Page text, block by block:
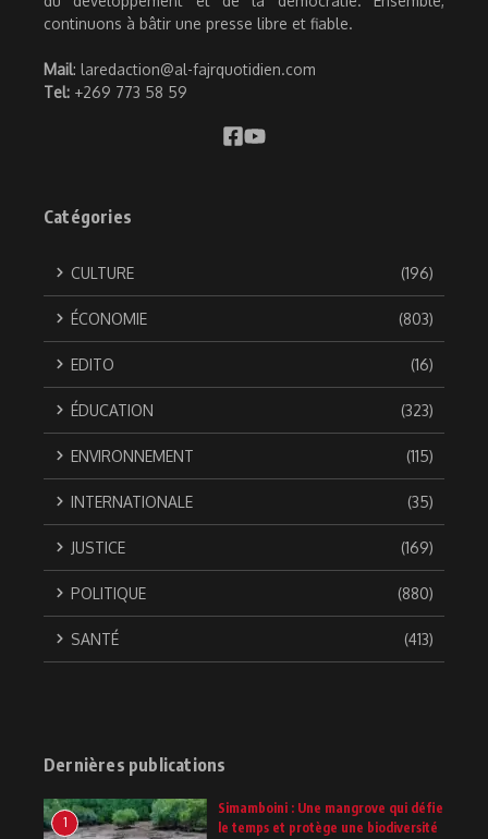
continuons à bâtir une presse libre et fiable.
Mail: laredaction@al-fajrquotidien.com
Tel: +269 773 58 59
Catégories
CULTURE (196)
ÉCONOMIE (803)
EDITO (16)
ÉDUCATION (323)
ENVIRONNEMENT (115)
INTERNATIONALE (35)
JUSTICE (169)
POLITIQUE (880)
SANTÉ (413)
Dernières publications
1
Simamboini : Une mangrove qui défie
le temps et protège une biodiversité